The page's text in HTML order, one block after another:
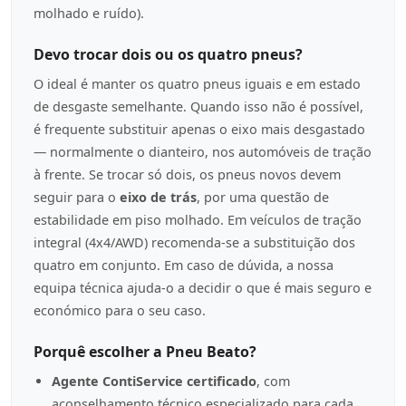
molhado e ruído).
Devo trocar dois ou os quatro pneus?
O ideal é manter os quatro pneus iguais e em estado
de desgaste semelhante. Quando isso não é possível,
é frequente substituir apenas o eixo mais desgastado
— normalmente o dianteiro, nos automóveis de tração
à frente. Se trocar só dois, os pneus novos devem
seguir para o eixo de trás, por uma questão de
estabilidade em piso molhado. Em veículos de tração
integral (4x4/AWD) recomenda-se a substituição dos
quatro em conjunto. Em caso de dúvida, a nossa
equipa técnica ajuda-o a decidir o que é mais seguro e
económico para o seu caso.
Porquê escolher a Pneu Beato?
Agente ContiService certificado, com